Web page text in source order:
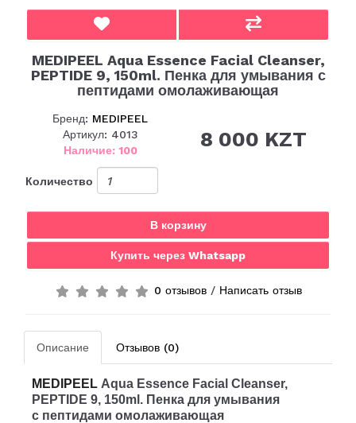
MEDIPEEL Aqua Essence Facial Cleanser,
PEPTIDE 9, 150ml. Пенка для умывания с
пептидами омолаживающая
Бренд: MEDIPEEL
Артикул: 4013
Наличие: 100
8 000 KZT
Количество
В корзину
Купить через Whatsapp
0 отзывов/ Написать отзыв
Описание Отзывов (0)
MEDIPEEL Aqua Essence Facial Cleanser,
PEPTIDE 9, 150ml. Пенка для умывания
с пептидами омолаживающая